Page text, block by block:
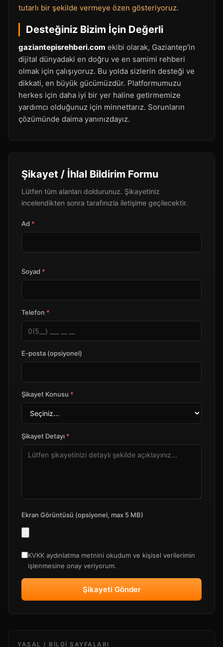
tutarlı bir şekilde vermeye özen gösteriyoruz.
Desteğiniz Bizim İçin Değerli
gaziantepisrehberi.com ekibi olarak, Gaziantep'in
dijital dünyadaki en doğru ve en samimi rehberi
olmak için çalışıyoruz. Bu yolda sizlerin desteği ve
dikkati, en büyük gücümüzdür. Platformumuzu
herkes için daha iyi bir yer haline getirmemize
yardımcı olduğunuz için minnettarız. Sorunların
çözümünde daima yanınızdayız.
Şikayet / İhlal Bildirim Formu
Lütfen tüm alanları doldurunuz. Şikayetiniz
incelendikten sonra tarafınızla iletişime geçilecektir.
Ad *
Soyad *
Telefon *
E-posta (opsiyonel)
Şikayet Konusu *
Şikayet Detayı *
Ekran Görüntüsü (opsiyonel, max 5 MB)
KVKK aydınlatma metnini okudum ve kişisel verilerimin
işlenmesine onay veriyorum.
Şikayeti Gönder
YASAL / BILGI SAYFALARI